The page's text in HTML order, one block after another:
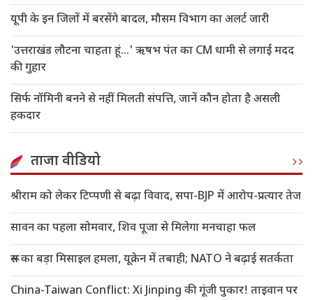
यूपी के इन जिलों में बरसेंगे बादल, मौसम विभाग का अलर्ट जारी
'उत्तराखंड लौटना चाहता हूं...' ऋषभ पंत का CM धामी से लगाई मदद
की गुहार
सिर्फ नॉमिनी बनने से नहीं मिलती संपत्ति, जानें कौन होता है असली
हकदार
ताजा वीडियो
श्रीराम को लेकर टिप्पणी से बढ़ा विवाद, सपा-BJP में आरोप-प्रत्यार तेज
सावन का पहला सोमवार, शिव पूजा से मिलेगा मनचाहा फल
रूस का बड़ा मिसाइल हमला, यूक्रेन में तबाही; NATO ने बढ़ाई सतर्कता
China-Taiwan Conflict: Xi Jinping की गूंजी पुकार! ताइवान पर